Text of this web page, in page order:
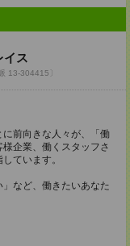
イス
13-304415〕
前向きな人々が、「働
企業、働くスタッフさ
ています。
」など、働きたいあなた